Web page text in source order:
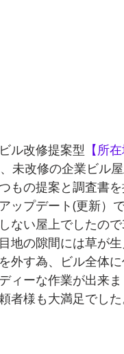
ル改修提案型 【所
未改修の企業ビル
もの提案と調査書
ップデート(更新）
ない屋上でしたの
地の隙間には草が
外す為、ビル全体
ィーな作業が出来
者様も大満足でし